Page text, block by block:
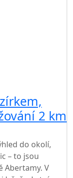
2 km
do okolí,
– to jsou
Abertamy. V